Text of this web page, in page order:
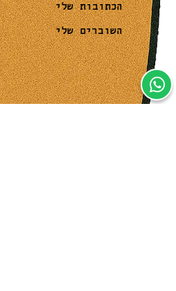
הכתובות שלי
השוברים שלי